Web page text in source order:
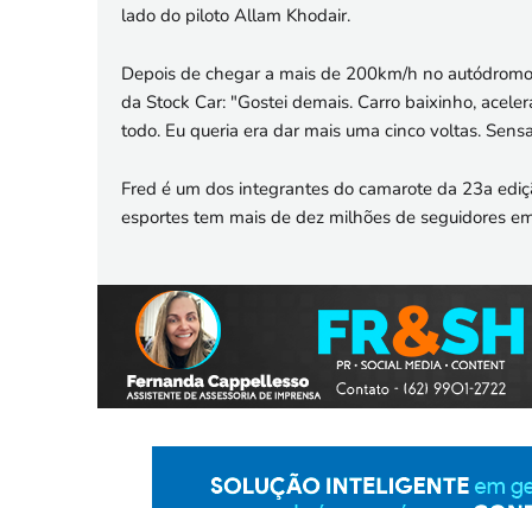
lado do piloto Allam Khodair.
Depois de chegar a mais de 200km/h no
da Stock Car: "Gostei demais. Carro baixinho,
todo. Eu queria era dar mais uma cinco voltas.
Fred é um dos integrantes do camarote da 23a
esportes tem mais de dez milhões de seguidores